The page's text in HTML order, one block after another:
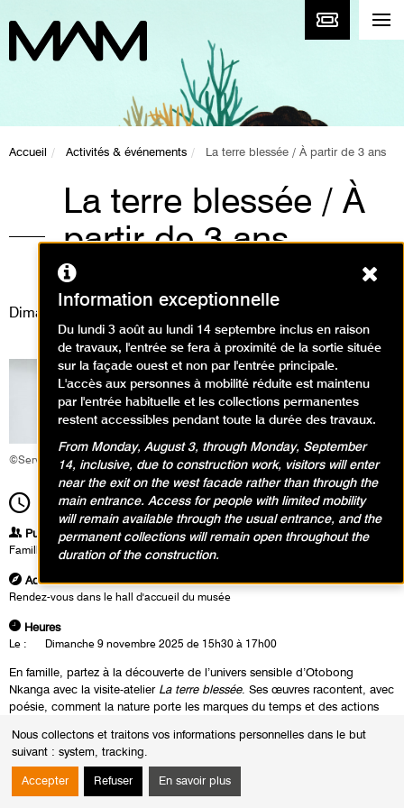
Nous collectons et traitons vos informations personnelles dans le but
suivant : system, tracking.
Accepter Refuser En savoir plus
Accueil Activités & événements La terre blessée / À partir de 3 ans
La terre blessée / À
partir de 3 ans
Animations / Créer en famille
Dimanche 9 novembre 2025
©Service éducatif et culturel
15h30Durée1h30
Publics
Famille
Adresse
Rendez-vous dans le hall d'accueil du musée
Heures
Le : Dimanche 9 novembre 2025 de 15h30 à 17h00
En famille, partez à la découverte de l’univers sensible d’Otobong
Nkanga avec la visite-atelier La terre blessée. Ses œuvres racontent, avec
poésie, comment la nature porte les marques du temps et des actions
fragmentés, témoins d’un monde à réparer. Puis, place à la création :
chacun compose un petit paysage à soigner, à relier, à réinventer par du
collage avec des papiers déchirés, du sable, des pigments. Un atelier
Information exceptionnelle
Du lundi 3 août au lundi 14 septembre inclus en raison
de travaux, l'entrée se fera à proximité de la sortie située
sur la façade ouest et non par l'entrée principale.
L'accès aux personnes à mobilité réduite est maintenu
par l'entrée habituelle et les collections permanentes
restent accessibles pendant toute la durée des travaux.
From Monday, August 3, through Monday, September
14, inclusive, due to construction work, visitors will enter
near the exit on the west facade rather than through the
main entrance. Access for people with limited mobility
will remain available through the usual entrance, and the
permanent collections will remain open throughout the
duration of the construction.